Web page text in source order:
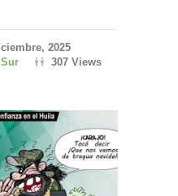
2025
307 Views